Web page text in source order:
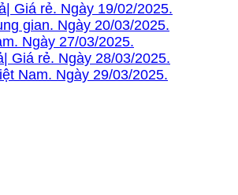
Giá rẻ. Ngày 19/02/2025.
gian. Ngày 20/03/2025.
Ngày 27/03/2025.
Giá rẻ. Ngày 28/03/2025.
Nam. Ngày 29/03/2025.